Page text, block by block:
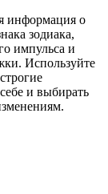
информация о
зодиака,
импульса и
Используйте
и выбирать